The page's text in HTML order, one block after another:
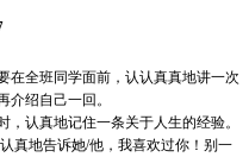
全班同学面前，认认真真地讲一次
绍自己一回。
认真地记住一条关于人生的经验。
地告诉她/他，我喜欢过你！别一